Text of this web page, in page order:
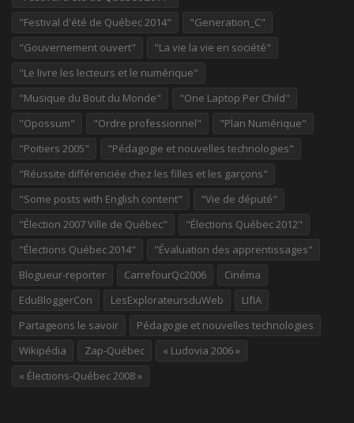
"Festival d'été de Québec 2014"
"Generation_C"
"Gouvernement ouvert"
"La vie la vie en société"
"Le livre les lecteurs et le numérique"
"Musique du Bout du Monde"
"One Laptop Per Child"
"Opossum"
"Ordre professionnel"
"Plan Numérique"
"Poitiers 2005"
"Pédagogie et nouvelles technologies"
"Réussite différenciée chez les filles et les garçons"
"Some posts with English content"
"Vie de député"
"Élection 2007 Ville de Québec"
"Élections Québec 2012"
"Élections Québec 2014"
"Évaluation des apprentissages"
Blogueur-reporter
CarrefourQc2006
Cinéma
EduBloggerCon
LesExplorateursduWeb
LIfIA
Partageons le savoir
Pédagogie et nouvelles technologies
Wikipédia
Zap-Québec
« Ludovia 2006 »
« Élections-Québec 2008 »